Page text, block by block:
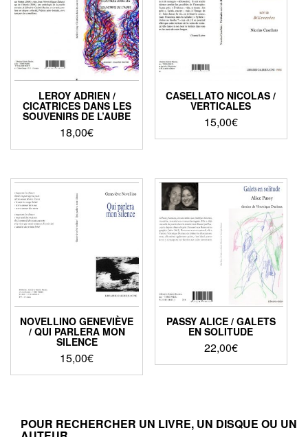
LEROY ADRIEN /
CICATRICES DANS LES
SOUVENIRS DE L’AUBE
18,00€
CASELLATO NICOLAS /
VERTICALES
15,00€
NOVELLINO GENEVIÈVE
/ QUI PARLERA MON
SILENCE
15,00€
PASSY ALICE / GALETS
EN SOLITUDE
22,00€
POUR RECHERCHER UN LIVRE, UN DISQUE OU UN